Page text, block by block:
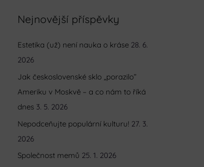
e
a
t
p
r
o
:
Nejnovější příspěvky
Estetika (už) není nauka o kráse 28. 6.
2026
Jak československé sklo „porazilo”
Ameriku v Moskvě – a co nám to říká
dnes 3. 5. 2026
Nepodceňujte populární kulturu! 27. 3.
2026
Společnost memů 25. 1. 2026